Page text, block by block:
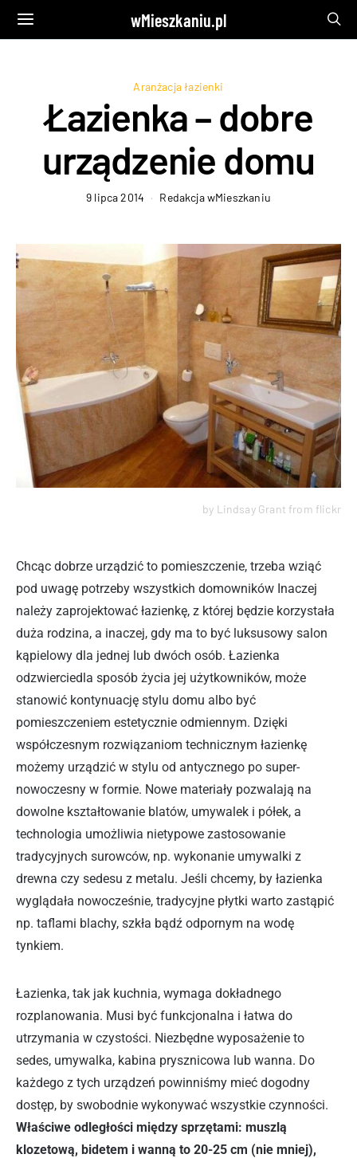
wMieszkaniu.pl
Aranżacja łazienki
Łazienka – dobre
urządzenie domu
9 lipca 2014 Redakcja wMieszkaniu
by Lindsay Grant from flickr
Chcąc dobrze urządzić to pomieszczenie, trzeba wziąć
pod uwagę potrzeby wszystkich domowników Inaczej
należy zaprojektować łazienkę, z której będzie korzystała
duża rodzina, a inaczej, gdy ma to być luksusowy salon
kąpielowy dla jednej lub dwóch osób. Łazienka
odzwierciedla sposób życia jej użytkowników, może
stanowić kontynuację stylu domu albo być
pomieszczeniem estetycznie odmiennym. Dzięki
współczesnym rozwiązaniom technicznym łazienkę
możemy urządzić w stylu od antycznego po super-
nowoczesny w formie. Nowe materiały pozwalają na
dowolne kształtowanie blatów, umywalek i półek, a
technologia umożliwia nietypowe zastosowanie
tradycyjnych surowców, np. wykonanie umywalki z
drewna czy sedesu z metalu. Jeśli chcemy, by łazienka
wyglądała nowocześnie, tradycyjne płytki warto zastąpić
np. taflami blachy, szkła bądź odpornym na wodę
tynkiem.
Łazienka, tak jak kuchnia, wymaga dokładnego
rozplanowania. Musi być funkcjonalna i łatwa do
utrzymania w czystości. Niezbędne wyposażenie to
sedes, umywalka, kabina prysznicowa lub wanna. Do
każdego z tych urządzeń powinniśmy mieć dogodny
dostęp, by swobodnie wykonywać wszystkie czynności.
Właściwe odległości między sprzętami: muszlą
klozetową, bidetem i wanną to 20-25 cm (nie mniej),